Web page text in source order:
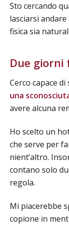
Sto cercando
lasciarsi andare
fisica sia
Due giorni
Cerco capace
una
avere alcuna
Ho scelto un
che serve per
nient’altro.
contano solo
regola.
Mi piacerebbe
copione in